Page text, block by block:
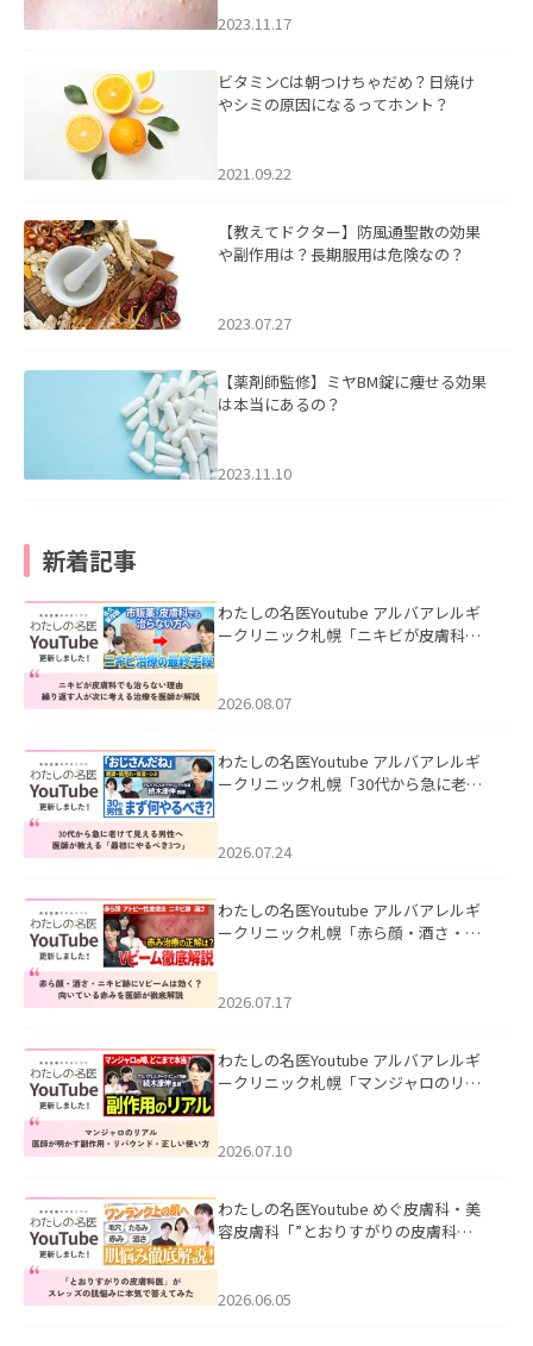
2023.11.17
ビタミンCは朝つけちゃだめ？日焼け
やシミの原因になるってホント？
2021.09.22
【教えてドクター】防風通聖散の効果
や副作用は？長期服用は危険なの？
2023.07.27
【薬剤師監修】ミヤBM錠に痩せる効果
は本当にあるの？
2023.11.10
新着記事
わたしの名医Youtube アルバアレルギ
ークリニック札幌「ニキビが皮膚科で
ました。
2026.08.07
わたしの名医Youtube アルバアレルギ
ークリニック札幌「30代から急に老け
た。
2026.07.24
わたしの名医Youtube アルバアレルギ
ークリニック札幌「赤ら顔・酒さ・ニ
した。
2026.07.17
わたしの名医Youtube アルバアレルギ
ークリニック札幌「マンジャロのリア
た。
2026.07.10
わたしの名医Youtube めぐ皮膚科・美
容皮膚科「”とおりすがりの皮膚科
2026.06.05